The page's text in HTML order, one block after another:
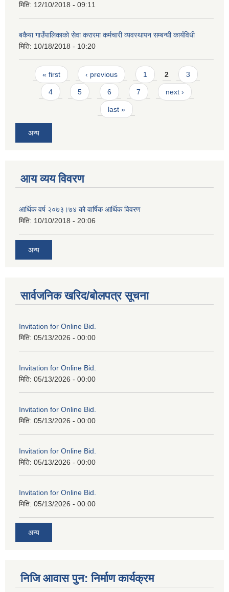
मिति: 12/10/2018 - 09:11
बकैया गाउँपालिकाको सेवा करारमा कर्मचारी व्यवस्थापन सम्बन्धी कार्यविधी
मिति: 10/18/2018 - 10:20
Pages
« first ‹ previous 1 2 3
4 5 6 7 next ›
last »
अन्य
आय व्यय विवरण
आर्थिक वर्ष २०७३।७४ को वार्षिक आर्थिक विवरण
मिति: 10/10/2018 - 20:06
अन्य
सार्वजनिक खरिद/बोलपत्र सूचना
Invitation for Online Bid.
मिति: 05/13/2026 - 00:00
Invitation for Online Bid.
मिति: 05/13/2026 - 00:00
Invitation for Online Bid.
मिति: 05/13/2026 - 00:00
Invitation for Online Bid.
मिति: 05/13/2026 - 00:00
Invitation for Online Bid.
मिति: 05/13/2026 - 00:00
अन्य
निजि आवास पुन: निर्माण कार्यक्रम